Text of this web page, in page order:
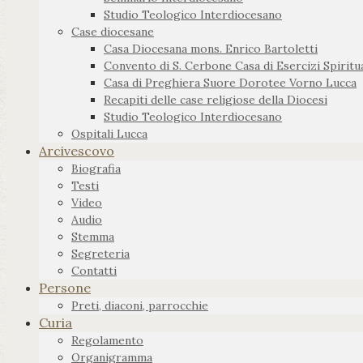
Studio Teologico Interdiocesano
Case diocesane
Casa Diocesana mons. Enrico Bartoletti
Convento di S. Cerbone Casa di Esercizi
Casa di Preghiera Suore Dorotee Vorno Lucca
Recapiti delle case religiose della Diocesi
Studio Teologico Interdiocesano
Ospitali Lucca
Arcivescovo
Biografia
Testi
Video
Audio
Stemma
Segreteria
Contatti
Persone
Preti, diaconi, parrocchie
Curia
Regolamento
Organigramma